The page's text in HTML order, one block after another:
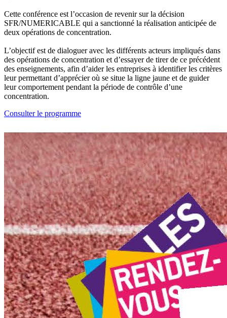
Cette conférence est l’occasion de revenir sur la décision
SFR/NUMERICABLE qui a sanctionné la réalisation anticipée de
deux opérations de concentration.
L’objectif est de dialoguer avec les différents acteurs impliqués dans
des opérations de concentration et d’essayer de tirer de ce précédent
des enseignements, afin d’aider les entreprises à identifier les critères
leur permettant d’apprécier où se situe la ligne jaune et de guider
leur comportement pendant la période de contrôle d’une
concentration.
Consulter le programme